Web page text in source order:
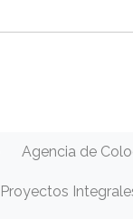
Agencia de
Proyectos